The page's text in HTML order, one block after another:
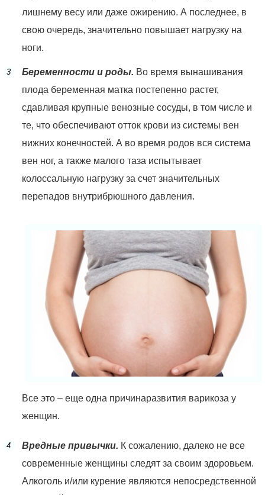
лишнему весу или даже ожирению. А последнее, в
свою очередь, значительно повышает нагрузку на
ноги.
Беременности и роды. Во время вынашивания
плода беременная матка постепенно растет,
сдавливая крупные венозные сосуды, в том числе и
те, что обеспечивают отток крови из системы вен
нижних конечностей. А во время родов вся система
вен ног, а также малого таза испытывает
колоссальную нагрузку за счет значительных
перепадов внутрибрюшного давления.
Все это – еще одна причинаразвития варикоза у
женщин.
Вредные привычки. К сожалению, далеко не все
современные женщины следят за своим здоровьем.
Алкоголь и/или курение являются непосредственной